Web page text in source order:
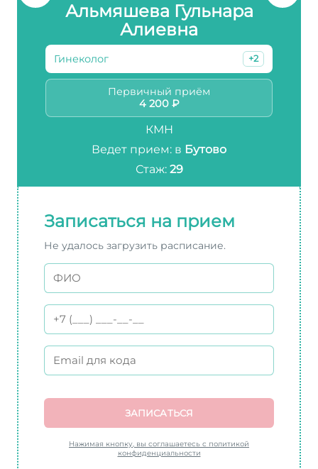
Альмяшева Гульнара
Алиевна
Гинеколог +2
Первичный приём
4 200 ₽
КМН
Ведет прием: в Бутово
Стаж: 29
Записаться на прием
Не удалось загрузить расписание.
ЗАПИСАТЬСЯ
Нажимая кнопку, вы соглашаетесь с политикой
конфиденциальности